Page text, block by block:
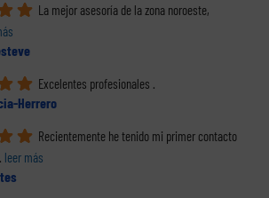
La mejor asesoría de la zona noroeste,
Excelentes profesionales .
Herrero
Recientemente he tenido mi primer contacto
leer más